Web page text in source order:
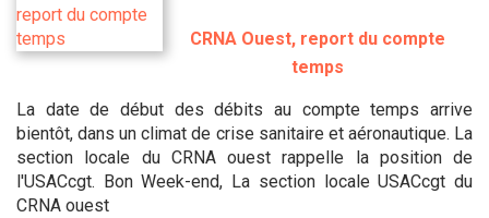
CRNA Ouest, report du compte
temps
La date de début des débits au compte temps arrive
bientôt, dans un climat de crise sanitaire et aéronautique. La
section locale du CRNA ouest rappelle la position de
l'USACcgt. Bon Week-end, La section locale USACcgt du
CRNA ouest